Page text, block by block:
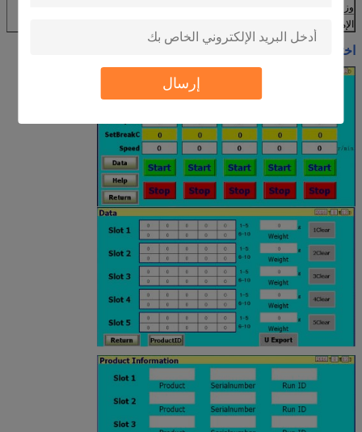
إرسال
وزن الإله
الإمداد بالطاقة
اختبار البرمجيات: